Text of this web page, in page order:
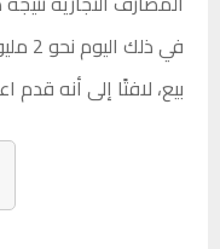
بيع، لافتًا إلى أنه قدم